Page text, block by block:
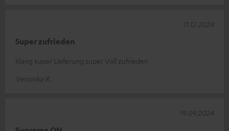
Super zufrieden
Klang super Lieferung super Voll zufrieden
Veronika R.
11.12.2024
19.09.2024